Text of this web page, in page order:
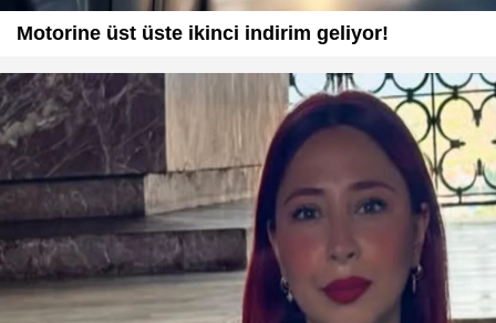
Motorine üst üste ikinci indirim geliyor!